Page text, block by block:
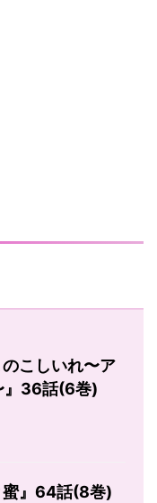
のこしいれ〜ア
』36話(6巻)
蜜』64話(8巻)